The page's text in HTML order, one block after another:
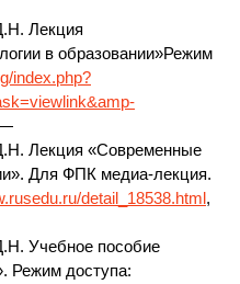
Лекция
в образовании»Режим
index.php?
—
Лекция «Современные
Для ФПК медиа-лекция.
detail_18538.html,
Учебное пособие
Режим доступа: